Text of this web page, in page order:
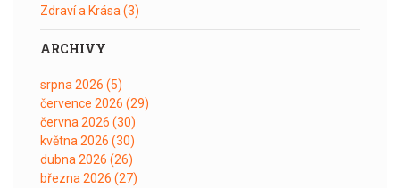
Zdraví a Krása (3)
ARCHIVY
srpna 2026 (5)
července 2026 (29)
června 2026 (30)
května 2026 (30)
dubna 2026 (26)
března 2026 (27)